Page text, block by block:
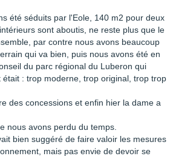
été séduits par l'Eole, 140 m2 pour deux
sont aboutis, ne reste plus que le
par contre nous avons beaucoup
qui va bien, puis nous avons été en
du parc régional du Luberon qui
: trop moderne, trop original, trop trop
des concessions et enfin hier la dame a
nous avons perdu du temps.
bien suggéré de faire valoir les mesures
mais pas envie de devoir se